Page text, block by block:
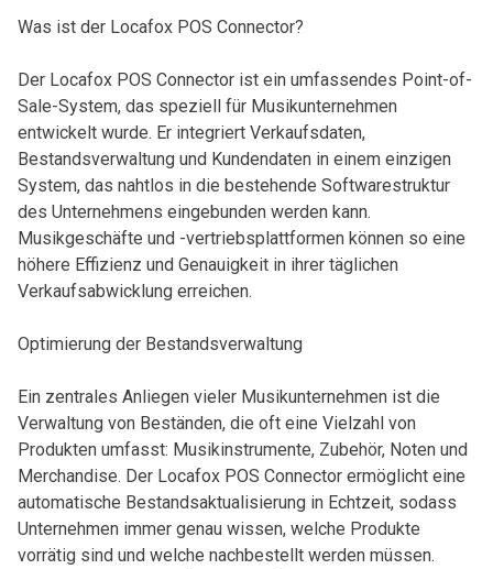
Was ist der Locafox POS Connector?
Der Locafox POS Connector ist ein umfassendes Point-of-
Sale-System, das speziell für Musikunternehmen
entwickelt wurde. Er integriert Verkaufsdaten,
Bestandsverwaltung und Kundendaten in einem einzigen
System, das nahtlos in die bestehende Softwarestruktur
des Unternehmens eingebunden werden kann.
Musikgeschäfte und -vertriebsplattformen können so eine
höhere Effizienz und Genauigkeit in ihrer täglichen
Verkaufsabwicklung erreichen.
Optimierung der Bestandsverwaltung
Ein zentrales Anliegen vieler Musikunternehmen ist die
Verwaltung von Beständen, die oft eine Vielzahl von
Produkten umfasst: Musikinstrumente, Zubehör, Noten und
Merchandise. Der Locafox POS Connector ermöglicht eine
automatische Bestandsaktualisierung in Echtzeit, sodass
Unternehmen immer genau wissen, welche Produkte
vorrätig sind und welche nachbestellt werden müssen.